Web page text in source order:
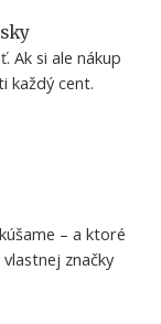
Ak si ale nákup
každý cent.
– a ktoré
značky